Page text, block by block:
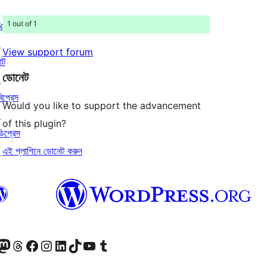
1 out of 1
View support forum
ডোনেট
Would you like to support the advancement
of this plugin?
এই প্লাগিনে ডোনেট করুন
অ্যাকাউন্টটি দেখুন
আমাদের থ্রেডস অ্যাকাউন্টটি দেখুনআমাদের ফেসবুক পেজ দেখুনআমাদের ইন্সটাগ্রাম অ্যাকাউন্ট দেখুনআমাদের লিঙ্কডইন অ্যাকাউন্টে যানআমাদের TikTok অ্যাকাউন্টটি দেখুনআমাদের ইউটিউব চ্যানেলে যান আমাদের টাম্বলার অ্যাকাউন্ট দেখুন